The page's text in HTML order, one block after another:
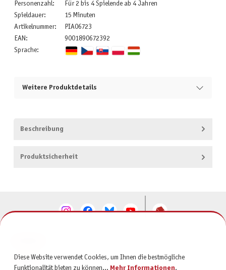
Personenzahl:
Für 2 bis 4 Spielende ab 4 Jahren
Spieldauer:
15 Minuten
Artikelnummer:
PIA06723
EAN:
9001890672392
Sprache:
Weitere Produktdetails
Beschreibung
Produktsicherheit
SERVICE
Diese Website verwendet Cookies, um Ihnen die bestmögliche
Funktionalität bieten zu können... Mehr Informationen.